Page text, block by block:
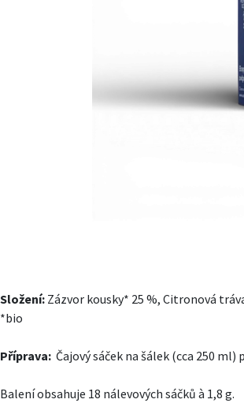
Složení: Zázvor kousky* 25 %, Citronová
*bio
Příprava: Čajový sáček na šálek (cca 250
Balení obsahuje 18 nálevových sáčků à 1,8 g.